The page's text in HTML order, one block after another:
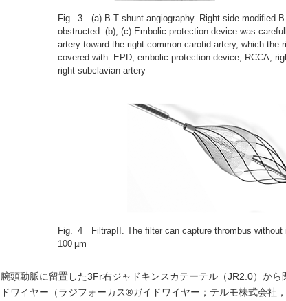
Fig. 3 (a) B-T shunt-angiography. Right-side modified
obstructed. (b), (c) Embolic protection device was
artery toward the right common carotid artery, which the
covered with. EPD, embolic protection device; RCCA,
right subclavian artery
Fig. 4 FiltrapII. The filter can capture thrombus without
100 µm
腕頭動脈に留置した3Fr右ジャドキンスカテーテル（JR2.0）か
ドワイヤー（ラジフォーカス®ガイドワイヤー；テルモ株式会社